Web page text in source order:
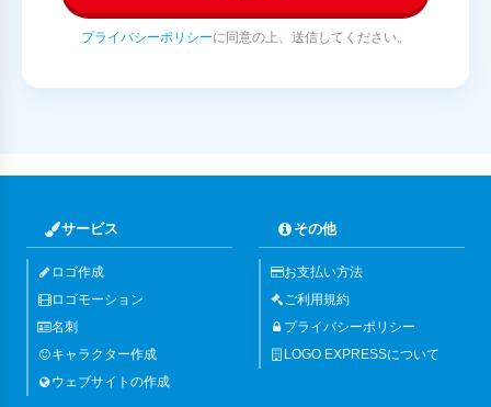
プライバシーポリシーに同意の上、送信してください。
サービス
ロゴ作成
ロゴモーション
名刺
キャラクター作成
ウェブサイトの作成
その他
お支払い方法
ご利用規約
プライバシーポリシー
LOGO EXPRESSについて